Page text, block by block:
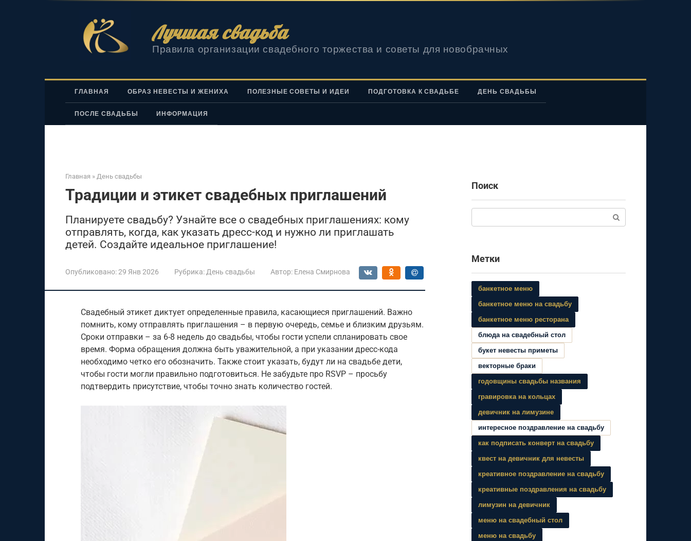
Лучшая свадьба
Правила организации свадебного торжества и советы для новобрачных
ГЛАВНАЯ ОБРАЗ НЕВЕСТЫ И ЖЕНИХА ПОЛЕЗНЫЕ СОВЕТЫ И ИДЕИ ПОДГОТОВКА К СВАДЬБЕ ДЕНЬ СВАДЬБЫ
ПОСЛЕ СВАДЬБЫ ИНФОРМАЦИЯ
Главная » День свадьбы
Традиции и этикет свадебных приглашений
Планируете свадьбу? Узнайте все о свадебных приглашениях: кому
отправлять, когда, как указать дресс-код и нужно ли приглашать
детей. Создайте идеальное приглашение!
Опубликовано:29 Янв 2026 Рубрика: День свадьбы Автор: Елена Смирнова
Свадебный этикет диктует определенные правила, касающиеся приглашений. Важно
помнить, кому отправлять приглашения – в первую очередь, семье и близким друзьям.
Сроки отправки – за 6-8 недель до свадьбы, чтобы гости успели спланировать свое
время. Форма обращения должна быть уважительной, а при указании дресс-кода
необходимо четко его обозначить. Также стоит указать, будут ли на свадьбе дети,
чтобы гости могли правильно подготовиться. Не забудьте про RSVP – просьбу
подтвердить присутствие, чтобы точно знать количество гостей.
Поиск
Метки
банкетное меню
банкетное меню на свадьбу
банкетное меню ресторана
блюда на свадебный стол
букет невесты приметы
векторные браки
годовщины свадьбы названия
гравировка на кольцах
девичник на лимузине
интересное поздравление на свадьбу
как подписать конверт на свадьбу
квест на девичник для невесты
креативное поздравление на свадьбу
креативные поздравления на свадьбу
лимузин на девичник
меню на свадебный стол
меню на свадьбу